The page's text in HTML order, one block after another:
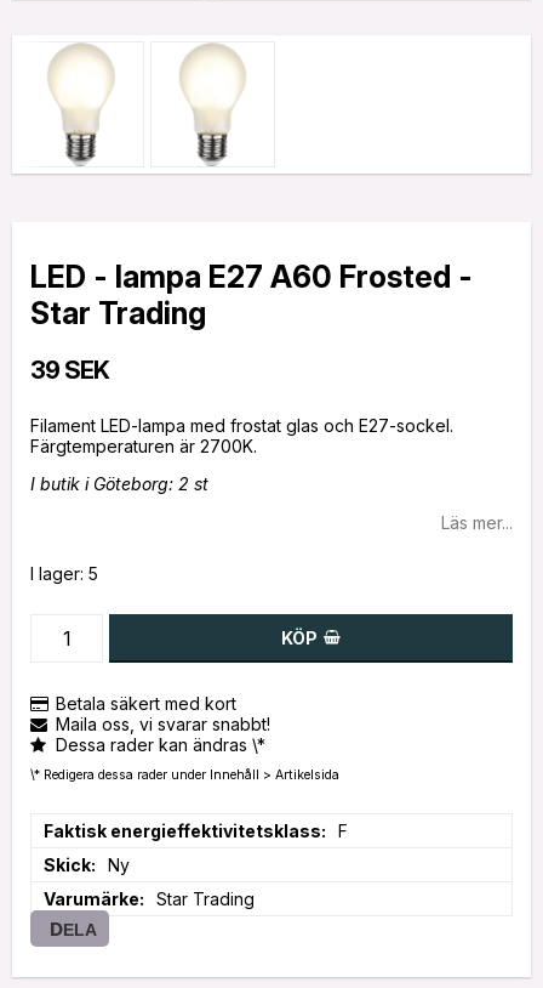
LED - lampa E27 A60 Frosted -
Star Trading
39 SEK
Filament LED-lampa med frostat glas och E27-sockel.
I butik i Göteborg: 2 st
Läs mer...
I lager: 5
KÖP
Betala säkert med kort
Maila oss, vi svarar snabbt!
Dessa rader kan ändras \*
\* Redigera dessa rader under Innehåll > Artikelsida
Faktisk energieffektivitetsklass
F
Skick
Ny
Varumärke
Star Trading
DELA